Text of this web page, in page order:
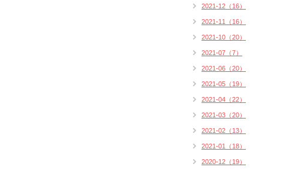
2021-12（16）
2021-11（16）
2021-10（20）
2021-07（7）
2021-06（20）
2021-05（19）
2021-04（22）
2021-03（20）
2021-02（13）
2021-01（18）
2020-12（19）